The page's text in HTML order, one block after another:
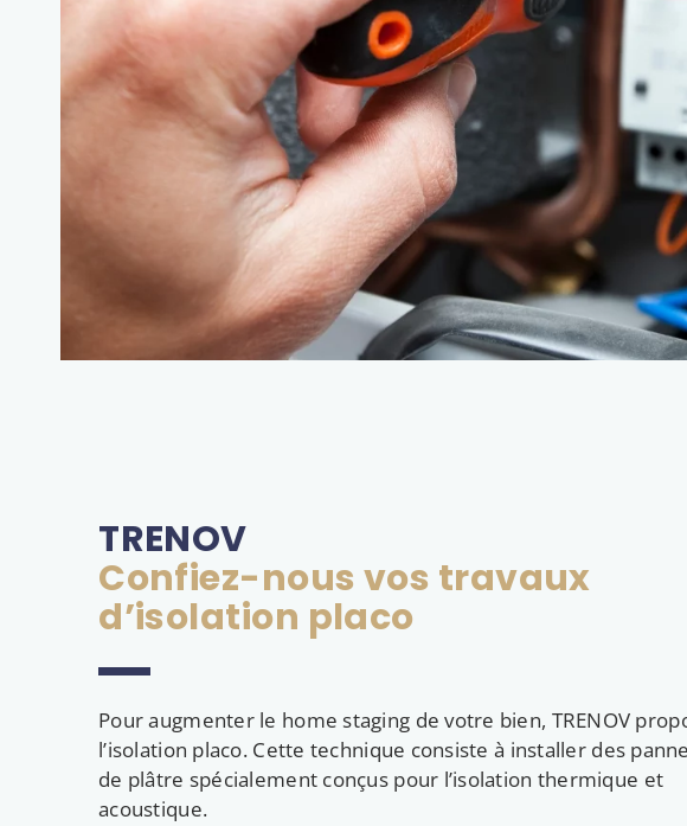
TRENOV
Confiez-nous vos travaux
d’isolation placo
Pour augmenter le home staging de votre bien, TRENOV
l’isolation placo. Cette technique consiste à installer des
de plâtre spécialement conçus pour l’isolation thermique et
acoustique.